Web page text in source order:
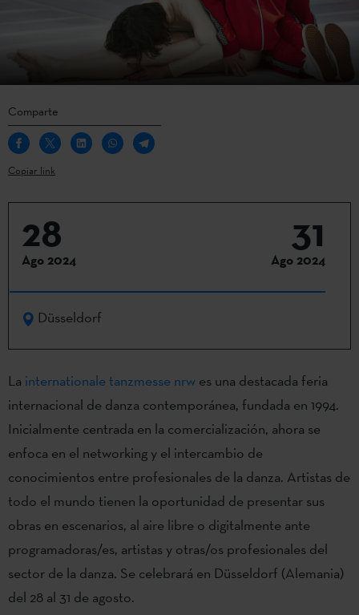
Comparte
Copiar link
28
Ago 2024
31
Ago 2024
Düsseldorf
La internationale tanzmesse nrw es una destacada feria
internacional de danza contemporánea, fundada en 1994.
Inicialmente centrada en la comercialización, ahora se
enfoca en el networking y el intercambio de
conocimientos entre profesionales de la danza. Artistas de
todo el mundo tienen la oportunidad de presentar sus
obras en escenarios, al aire libre o digitalmente ante
programadoras/es, artistas y otras/os profesionales del
sector de la danza. Se celebrará en Düsseldorf (Alemania)
del 28 al 31 de agosto.